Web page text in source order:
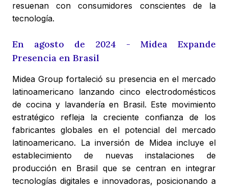
resuenan con consumidores conscientes de la
tecnología.
En agosto de 2024 - Midea Expande
Presencia en Brasil
Midea Group fortaleció su presencia en el mercado
latinoamericano lanzando cinco electrodomésticos
de cocina y lavandería en Brasil. Este movimiento
estratégico refleja la creciente confianza de los
fabricantes globales en el potencial del mercado
latinoamericano. La inversión de Midea incluye el
establecimiento de nuevas instalaciones de
producción en Brasil que se centran en integrar
tecnologías digitales e innovadoras, posicionando a